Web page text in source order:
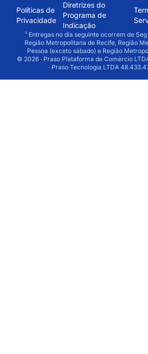
Políticas de
Privacidade
Diretrizes do
Programa de
Indicação
¹ Entregas no dia seguinte ocorrem de
Região Metropolitana de Recife, Região
Pessoa (exceto sábado) e Região
© 2026 · Praso Plataforma de Comércio
· Praso Tecnologia LTDA